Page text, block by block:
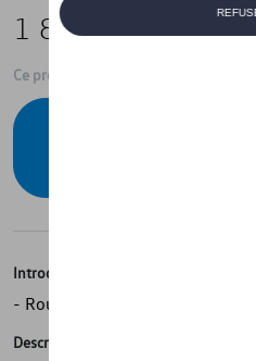
1 899,00 €
Ce produit n'est actuellement pas de
Introduction
- Roue hiver complète d’origine
Description